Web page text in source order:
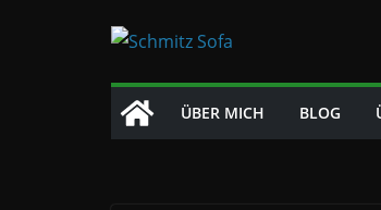
ÜBER MICH BLOG